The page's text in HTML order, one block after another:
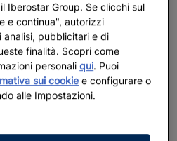
Iberostar Group. Se clicchi sul
e continua", autorizzi
analisi, pubblicitari e di
finalità. Scopri come
personaliqui. Puoi
sui cookie e configurare o
alle Impostazioni.